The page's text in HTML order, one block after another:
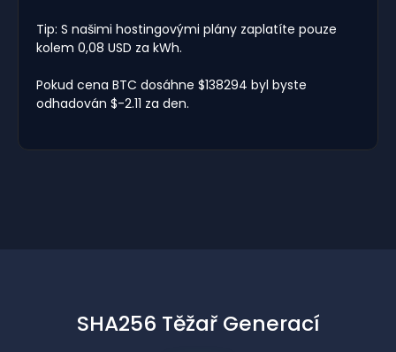
Tip: S našimi hostingovými plány zaplatíte pouze
kolem 0,08 USD za kWh.
Pokud cena BTC dosáhne $138294 byl byste
odhadován $-2.11 za den.
SHA256 Těžař Generací